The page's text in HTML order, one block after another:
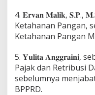
4. 𝐄𝐫𝐯𝐚𝐧 𝐌𝐚𝐥𝐢𝐤, 𝐒.𝐏.,
Ketahanan Pangan,
Ketahanan Pangan
5. 𝐘𝐮𝐥𝐢𝐭𝐚 𝐀𝐧𝐠𝐠𝐫𝐚𝐢𝐧𝐢,
Pajak dan Retribusi
sebelumnya
BPPRD.